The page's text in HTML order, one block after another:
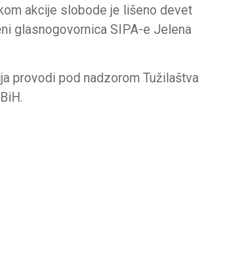
akcije slobode je lišeno devet
glasnogovornica SIPA-e Jelena
provodi pod nadzorom Tužilaštva